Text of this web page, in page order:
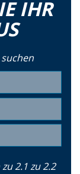
IHR
2.1 zu 2.2